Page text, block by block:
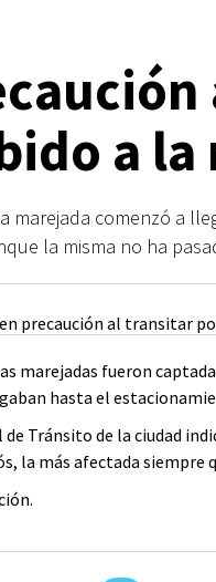
a
marejada comenzó a
la misma no ha
marejadas fueron
hasta el
Tránsito de la ciudad
la más afectada siempre